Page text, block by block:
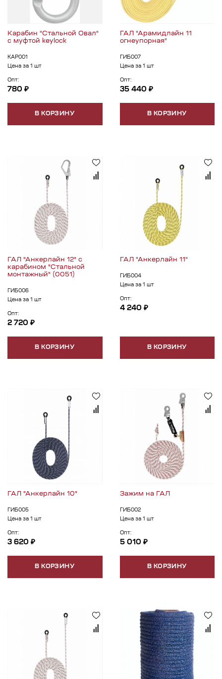
Карабин "Стальной Овал"
с муфтой keylock
КАР001
Цена за 1 шт
Опт:
780 ₽
В КОРЗИНУ
ГАЛ "Арамидлайн 11
огнеупорная"
ГИБ007
Цена за 1 шт
Опт:
35 440 ₽
В КОРЗИНУ
ГАЛ "Анкерлайн 12" с
карабином "Стальной
монтажный" (0051)
ГИБ006
Цена за 1 шт
Опт:
2 720 ₽
В КОРЗИНУ
ГАЛ "Анкерлайн 11"
ГИБ004
Цена за 1 шт
Опт:
4 240 ₽
В КОРЗИНУ
ГАЛ "Анкерлайн 10"
ГИБ005
Цена за 1 шт
Опт:
3 620 ₽
В КОРЗИНУ
Зажим на ГАЛ
ГИБ002
Цена за 1 шт
Опт:
5 010 ₽
В КОРЗИНУ